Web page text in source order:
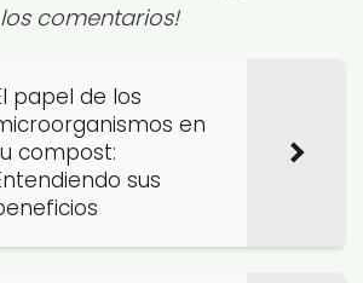
comentarios!
papel de los
en
compost:
sus